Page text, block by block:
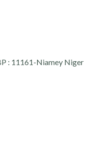
: 11161-Niamey Niger